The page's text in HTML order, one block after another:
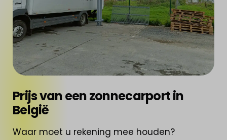
Prijs van een zonnecarport in
België
Waar moet u rekening mee houden?